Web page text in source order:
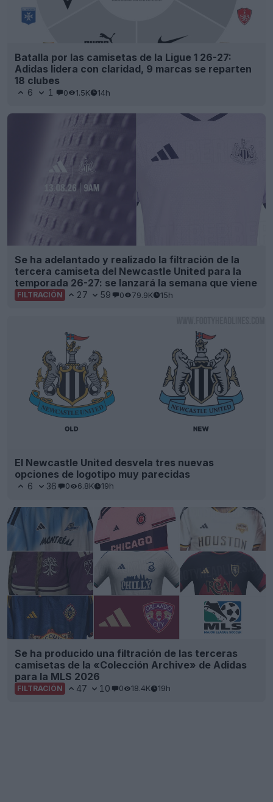
Batalla por las camisetas de la Ligue 1 26-27:
Adidas lidera con claridad, 9 marcas se reparten
18 clubes
6 1 0 1.5K 14h
Se ha adelantado y realizado la filtración de la
tercera camiseta del Newcastle United para la
temporada 26-27: se lanzará la semana que viene
FILTRACIÓN 27 59 0 79.9K 15h
El Newcastle United desvela tres nuevas
opciones de logotipo muy parecidas
6 36 0 6.8K 19h
Se ha producido una filtración de las terceras
camisetas de la «Colección Archive» de Adidas
para la MLS 2026
FILTRACIÓN 47 10 0 18.4K 19h